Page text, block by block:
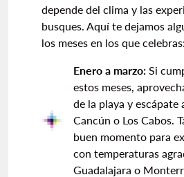
depende del clima y las
busques. Aquí te dejamos
los meses en los que celebras:
Enero a marzo: Si
estos meses,
de la playa y escápate
Cancún o Los Cabos.
buen momento para
con temperaturas
Guadalajara o